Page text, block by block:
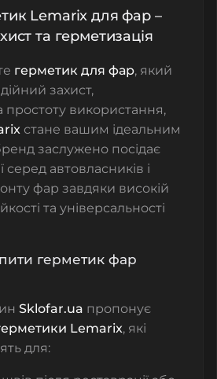
Lemarix для фар –
та герметизація
герметик для фар, який
захист,
простоту використання,
стане вашим ідеальним
заслужено посідає
серед автовласників і
фар завдяки високій
та універсальності
герметик фар
Sklofar.ua пропонує
Lemarix, які
для: